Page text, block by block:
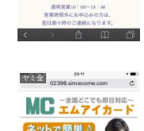
ヤミ金